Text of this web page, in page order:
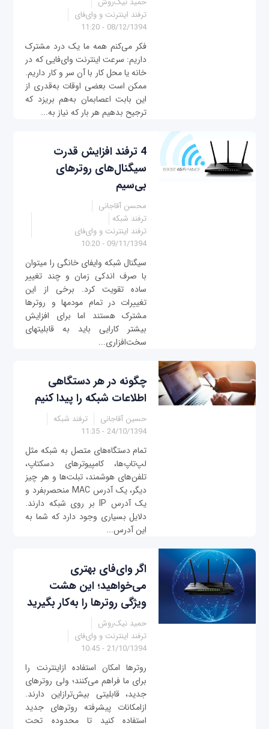
ترفند اینترنت و وای‌فای
08/12/1394 - 11:20
فکر می‌کنم همه ما یک درد مشترک
داریم: سرعت اینترنت وای‌فایی که در
خانه یا محل کار با آن سر و کار داریم.
ممکن است بعضی اوقات به‌قدری از
این بابت اعصابمان به‌هم بریزد که
ترجیح بدهیم هر بار که نیاز به...
4 ترفند افزایش قدرت
سیگنال‌های روترهای
بی‌سیم
محسن آقاجانی
ترفند شبکه
ترفند اینترنت و وای‌فای
09/11/1394 - 10:20
سیگنال شبکه وای‎فای خانگی را می‎توان
با صرف اندکی زمان و چند تغییر
ساده تقویت کرد. برخی از این
تغییرات در تمام مودم‎ها و روترها
مشترک هستند اما برای افزایش
بیشتر کارایی باید به قابلیت‎های
سخت‌افزاری...
چگونه در هر دستگاهی
اطلاعات شبکه را پیدا کنیم
حسین آقاجانی
ترفند شبکه
24/10/1394 - 11:35
تمام دستگاه‌های متصل به شبکه مثل
لپ‌تاپ‌ها، کامپیوترهای دسکتاپ،
تلفن‌های هوشمند، تبلت‌ها و هر چیز
دیگر، یک آدرس MAC منحصربفرد و
یک آدرس IP بر روی شبکه دارند.
دلایل بسیاری وجود دارد که شما به
این آدرس...
اگر وای‌فای بهتری
می‌خواهید؛ این هشت
ویژگی روترها را به‌کار بگیرید
حمید نیک‌روش
ترفند اینترنت و وای‌فای
21/10/1394 - 10:45
روترها امکان استفاده ازاینترنت را
برای ما فراهم می‌کنند؛ ولی روترهای
جدید، قابلیتی بیش‌ترازاین دارند.
ازامکانات پیشرفته روترهای جدید
استفاده کنید تا محدوده تحت